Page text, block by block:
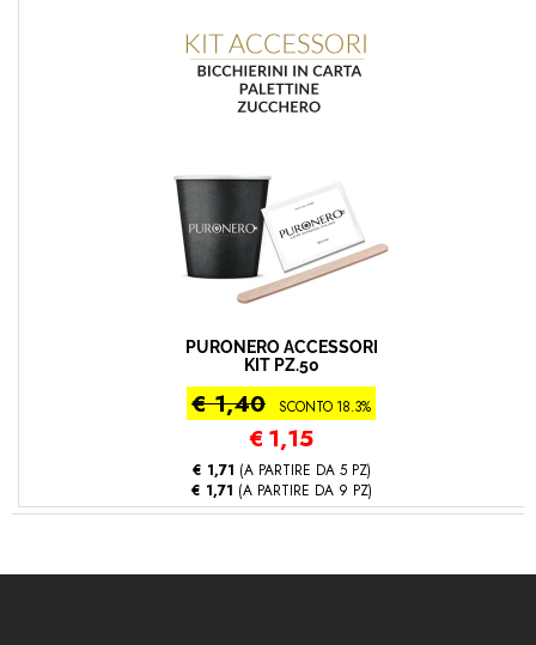
PURONERO ACCESSORI
KIT PZ.50
€ 1,40 SCONTO 18.3%
€ 1,15
€ 1,71 (A PARTIRE DA 5 PZ)
€ 1,71 (A PARTIRE DA 9 PZ)